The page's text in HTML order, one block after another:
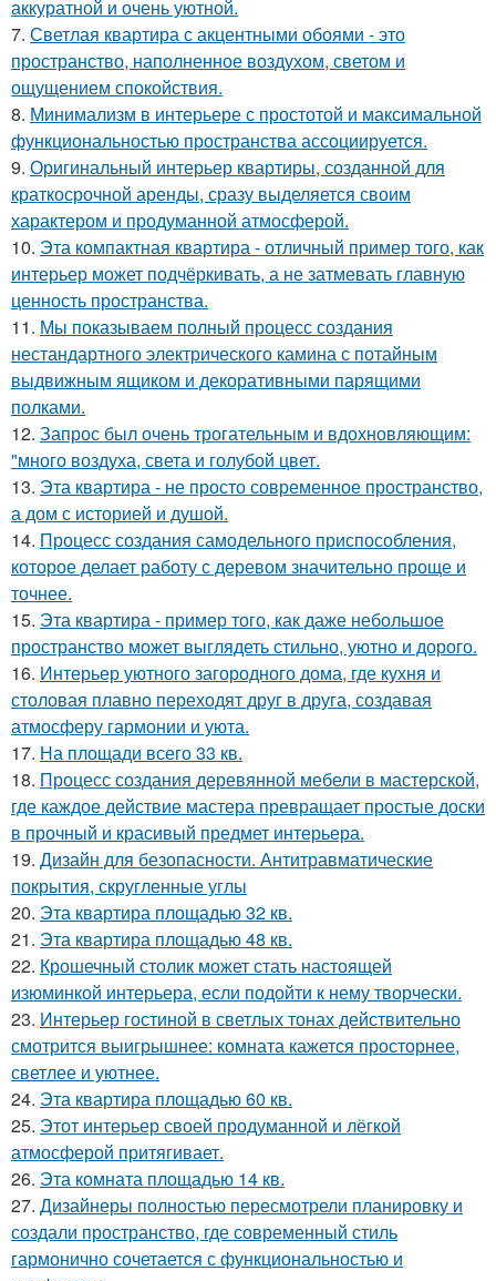
аккуратной и очень уютной.
7. Светлая квартира с акцентными обоями - это
пространство, наполненное воздухом, светом и
ощущением спокойствия.
8. Минимализм в интерьере с простотой и максимальной
функциональностью пространства ассоциируется.
9. Оригинальный интерьер квартиры, созданной для
краткосрочной аренды, сразу выделяется своим
характером и продуманной атмосферой.
10. Эта компактная квартира - отличный пример того, как
интерьер может подчёркивать, а не затмевать главную
ценность пространства.
11. Мы показываем полный процесс создания
нестандартного электрического камина с потайным
выдвижным ящиком и декоративными парящими
полками.
12. Запрос был очень трогательным и вдохновляющим:
"много воздуха, света и голубой цвет.
13. Эта квартира - не просто современное пространство,
а дом с историей и душой.
14. Процесс создания самодельного приспособления,
которое делает работу с деревом значительно проще и
точнее.
15. Эта квартира - пример того, как даже небольшое
пространство может выглядеть стильно, уютно и дорого.
16. Интерьер уютного загородного дома, где кухня и
столовая плавно переходят друг в друга, создавая
атмосферу гармонии и уюта.
17. На площади всего 33 кв.
18. Процесс создания деревянной мебели в мастерской,
где каждое действие мастера превращает простые доски
в прочный и красивый предмет интерьера.
19. Дизайн для безопасности. Антитравматические
покрытия, скругленные углы
20. Эта квартира площадью 32 кв.
21. Эта квартира площадью 48 кв.
22. Крошечный столик может стать настоящей
изюминкой интерьера, если подойти к нему творчески.
23. Интерьер гостиной в светлых тонах действительно
смотрится выигрышнее: комната кажется просторнее,
светлее и уютнее.
24. Эта квартира площадью 60 кв.
25. Этот интерьер своей продуманной и лёгкой
атмосферой притягивает.
26. Эта комната площадью 14 кв.
27. Дизайнеры полностью пересмотрели планировку и
создали пространство, где современный стиль
гармонично сочетается с функциональностью и